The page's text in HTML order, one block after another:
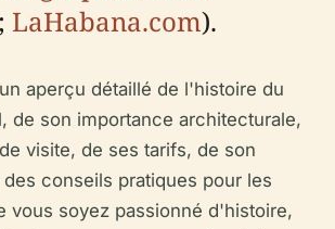
; LaHabana.com).
aperçu détaillé de l'histoire du
de son importance architecturale,
visite, de ses tarifs, de son
conseils pratiques pour les
vous soyez passionné d'histoire,